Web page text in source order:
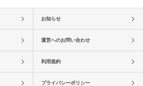
お知らせ
運営へのお問い合わせ
利用規約
プライバシーポリシー